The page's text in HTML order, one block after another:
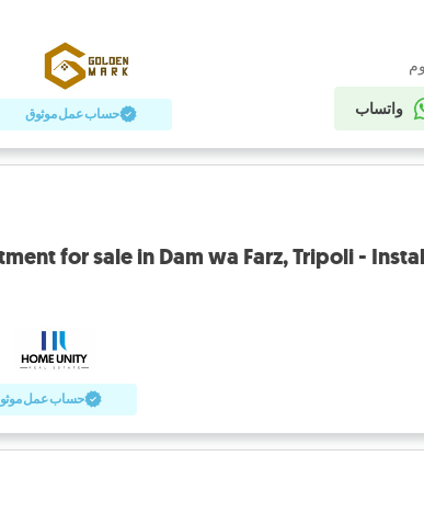
واتساب حساب عمل موثوق
حساب عمل